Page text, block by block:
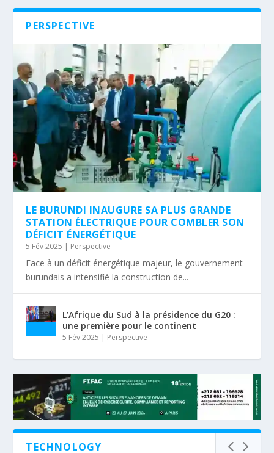
PERSPECTIVE
LE BURUNDI INAUGURE SA PLUS GRANDE
STATION ÉLECTRIQUE POUR COMBLER SON
DÉFICIT ÉNERGÉTIQUE
5 Fév 2025 | Perspective
Face à un déficit énergétique majeur, le gouvernement
burundais a intensifié la construction de...
L’Afrique du Sud à la présidence du G20 :
une première pour le continent
5 Fév 2025 | Perspective
TECHNOLOGY